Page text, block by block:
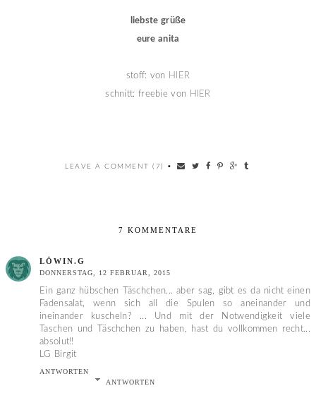
liebste grüße
eure anita
stoff: von HIER
schnitt: freebie von HIER
LEAVE A COMMENT (7) •
7 KOMMENTARE
LÖWIN.G
DONNERSTAG, 12 FEBRUAR, 2015
Ein ganz hübschen Täschchen... aber sag, gibt es da nicht einen
Fadensalat, wenn sich all die Spulen so aneinander und
ineinander kuscheln? ... Und mit der Notwendigkeit viele
Taschen und Täschchen zu haben, hast du vollkommen recht...
absolut!!
LG Birgit
ANTWORTEN
ANTWORTEN